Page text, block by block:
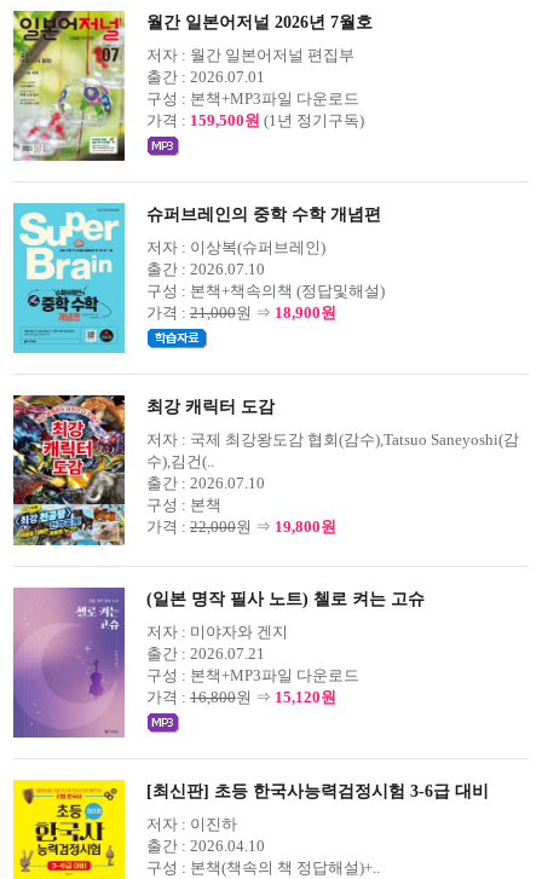
월간 일본어저널 2026년 7월호
저자 : 월간 일본어저널 편집부
출간 : 2026.07.01
구성 : 본책+MP3파일 다운로드
가격 : 159,500원 (1년 정기구독)
슈퍼브레인의 중학 수학 개념편
저자 : 이상복(슈퍼브레인)
출간 : 2026.07.10
구성 : 본책+책속의책 (정답및해설)
가격 : 21,000원 ⇒ 18,900원
최강 캐릭터 도감
저자 : 국제 최강왕도감 협회(감수),Tatsuo Saneyoshi(감
수),김건(..
출간 : 2026.07.10
구성 : 본책
가격 : 22,000원 ⇒ 19,800원
(일본 명작 필사 노트) 첼로 켜는 고슈
저자 : 미야자와 겐지
출간 : 2026.07.21
구성 : 본책+MP3파일 다운로드
가격 : 16,800원 ⇒ 15,120원
[최신판] 초등 한국사능력검정시험 3-6급 대비
저자 : 이진하
출간 : 2026.04.10
구성 : 본책(책속의 책 정답해설)+..